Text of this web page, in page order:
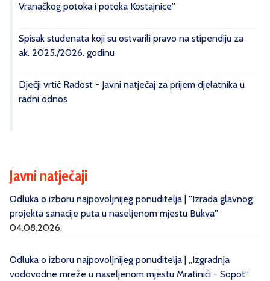
Vranačkog potoka i potoka Kostajnice''
Spisak studenata koji su ostvarili pravo na stipendiju za
ak. 2025./2026. godinu
Dječji vrtić Radost - Javni natječaj za prijem djelatnika u
radni odnos
Javni natječaji
Odluka o izboru najpovoljnijeg ponuditelja | ''Izrada glavnog
projekta sanacije puta u naseljenom mjestu Bukva''
04.08.2026.
Odluka o izboru najpovoljnijeg ponuditelja | „Izgradnja
vodovodne mreže u naseljenom mjestu Mratinići - Sopot“